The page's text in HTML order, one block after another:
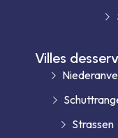
Villes
Strassen